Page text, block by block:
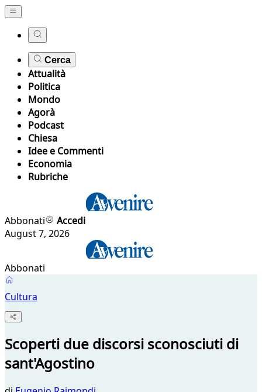
Cerca
Attualità
Politica
Mondo
Agorà
Podcast
Chiesa
Idee e Commenti
Economia
Rubriche
Abbonati
Accedi
August 7, 2026
Abbonati
Cultura
Scoperti due discorsi sconosciuti di
sant'Agostino